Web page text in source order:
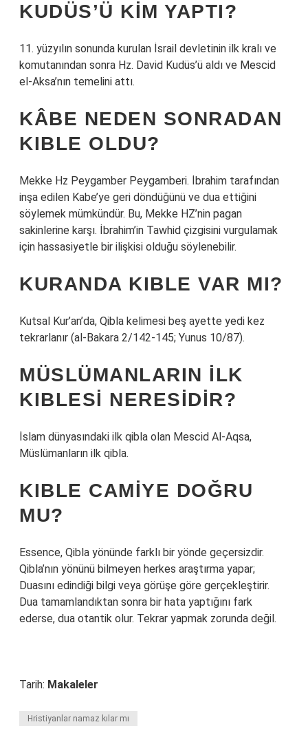
KUDÜS’Ü KIM YAPTI?
11. yüzyılın sonunda kurulan İsrail devletinin ilk kralı ve
komutanından sonra Hz. David Kudüs’ü aldı ve Mescid
el-Aksa’nın temelini attı.
KÂBE NEDEN SONRADAN
KIBLE OLDU?
Mekke Hz Peygamber Peygamberi. İbrahim tarafından
inşa edilen Kabe’ye geri döndüğünü ve dua ettiğini
söylemek mümkündür. Bu, Mekke HZ’nin pagan
sakinlerine karşı. İbrahim’in Tawhid çizgisini vurgulamak
için hassasiyetle bir ilişkisi olduğu söylenebilir.
KURANDA KIBLE VAR MI?
Kutsal Kur’an’da, Qibla kelimesi beş ayette yedi kez
tekrarlanır (al-Bakara 2/142-145; Yunus 10/87).
MÜSLÜMANLARIN ILK
KIBLESI NERESIDIR?
İslam dünyasındaki ilk qibla olan Mescid Al-Aqsa,
Müslümanların ilk qibla.
KIBLE CAMIYE DOĞRU
MU?
Essence, Qibla yönünde farklı bir yönde geçersizdir.
Qibla’nın yönünü bilmeyen herkes araştırma yapar;
Duasını edindiği bilgi veya görüşe göre gerçekleştirir.
Dua tamamlandıktan sonra bir hata yaptığını fark
ederse, dua otantik olur. Tekrar yapmak zorunda değil.
Tarih: Makaleler
Hristiyanlar namaz kılar mı